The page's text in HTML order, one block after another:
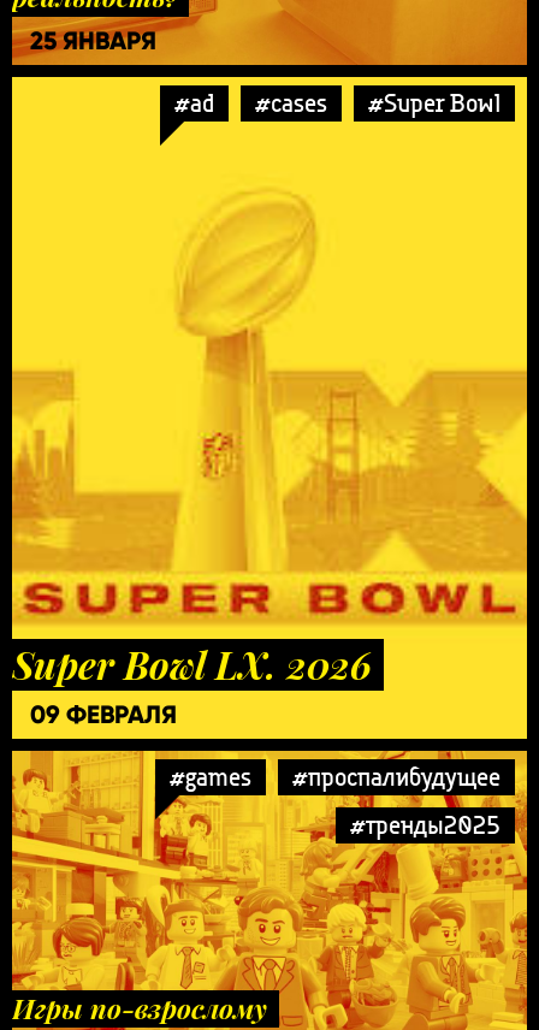
25 ЯНВАРЯ
#ad #cases #Super Bowl
Super Bowl LX. 2026
09 ФЕВРАЛЯ
#games
#проспалибудущее
#тренды2025
Игры по-взрослому